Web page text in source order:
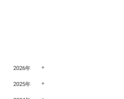
2026年
2025年